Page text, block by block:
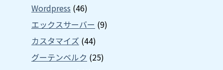
Wordpress (46)
エックスサーバー (9)
カスタマイズ (44)
グーテンベルク (25)